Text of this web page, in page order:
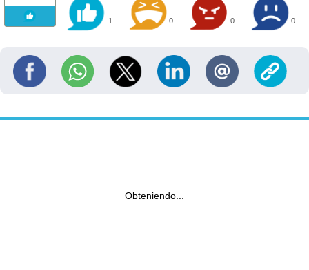
1 0 0 0
Obteniendo...